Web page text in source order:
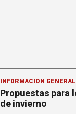
INFORMACION GENERAL
Propuestas para
de invierno